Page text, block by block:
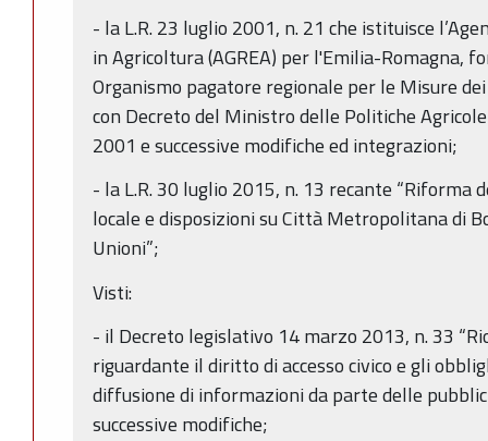
- la L.R. 23 luglio 2001, n. 21 che istituisce
in Agricoltura (AGREA) per l'Emilia-Romagna,
Organismo pagatore regionale per le Misure
con Decreto del Ministro delle Politiche
2001 e successive modifiche ed integrazioni;
- la L.R. 30 luglio 2015, n. 13 recante “Riforma
locale e disposizioni su Città Metropolitana di
Unioni”;
Visti:
- il Decreto legislativo 14 marzo 2013, n. 33
riguardante il diritto di accesso civico e gli
diffusione di informazioni da parte delle
successive modifiche;